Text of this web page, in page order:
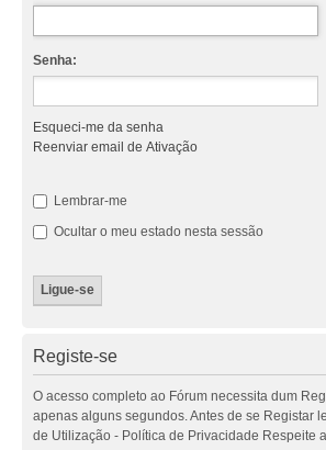
Senha:
Esqueci-me da senha
Reenviar email de Ativação
Lembrar-me
Ocultar o meu estado nesta sessão
Registe-se
O acesso completo ao Fórum necessita dum
apenas alguns segundos. Antes de se Registar
de Utilização - Política de Privacidade Respeite